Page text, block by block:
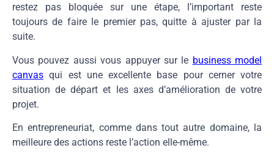
restez pas bloquée sur une étape, l’important reste
toujours de faire le premier pas, quitte à ajuster par la
suite.
Vous pouvez aussi vous appuyer sur le business model
canvas qui est une excellente base pour cerner votre
situation de départ et les axes d’amélioration de votre
projet.
En entrepreneuriat, comme dans tout autre domaine, la
meilleure des actions reste l’action elle-même.